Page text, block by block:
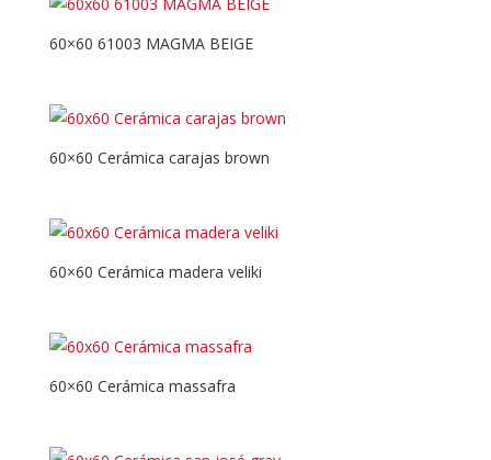
60×60 61003 MAGMA BEIGE
60×60 Cerámica carajas brown
60×60 Cerámica madera veliki
60×60 Cerámica massafra